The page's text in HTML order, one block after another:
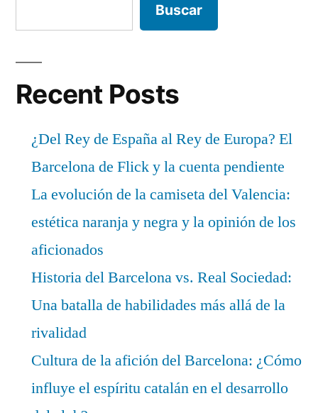
Buscar
Recent Posts
¿Del Rey de España al Rey de Europa? El
Barcelona de Flick y la cuenta pendiente
La evolución de la camiseta del Valencia:
estética naranja y negra y la opinión de los
aficionados
Historia del Barcelona vs. Real Sociedad:
Una batalla de habilidades más allá de la
rivalidad
Cultura de la afición del Barcelona: ¿Cómo
influye el espíritu catalán en el desarrollo